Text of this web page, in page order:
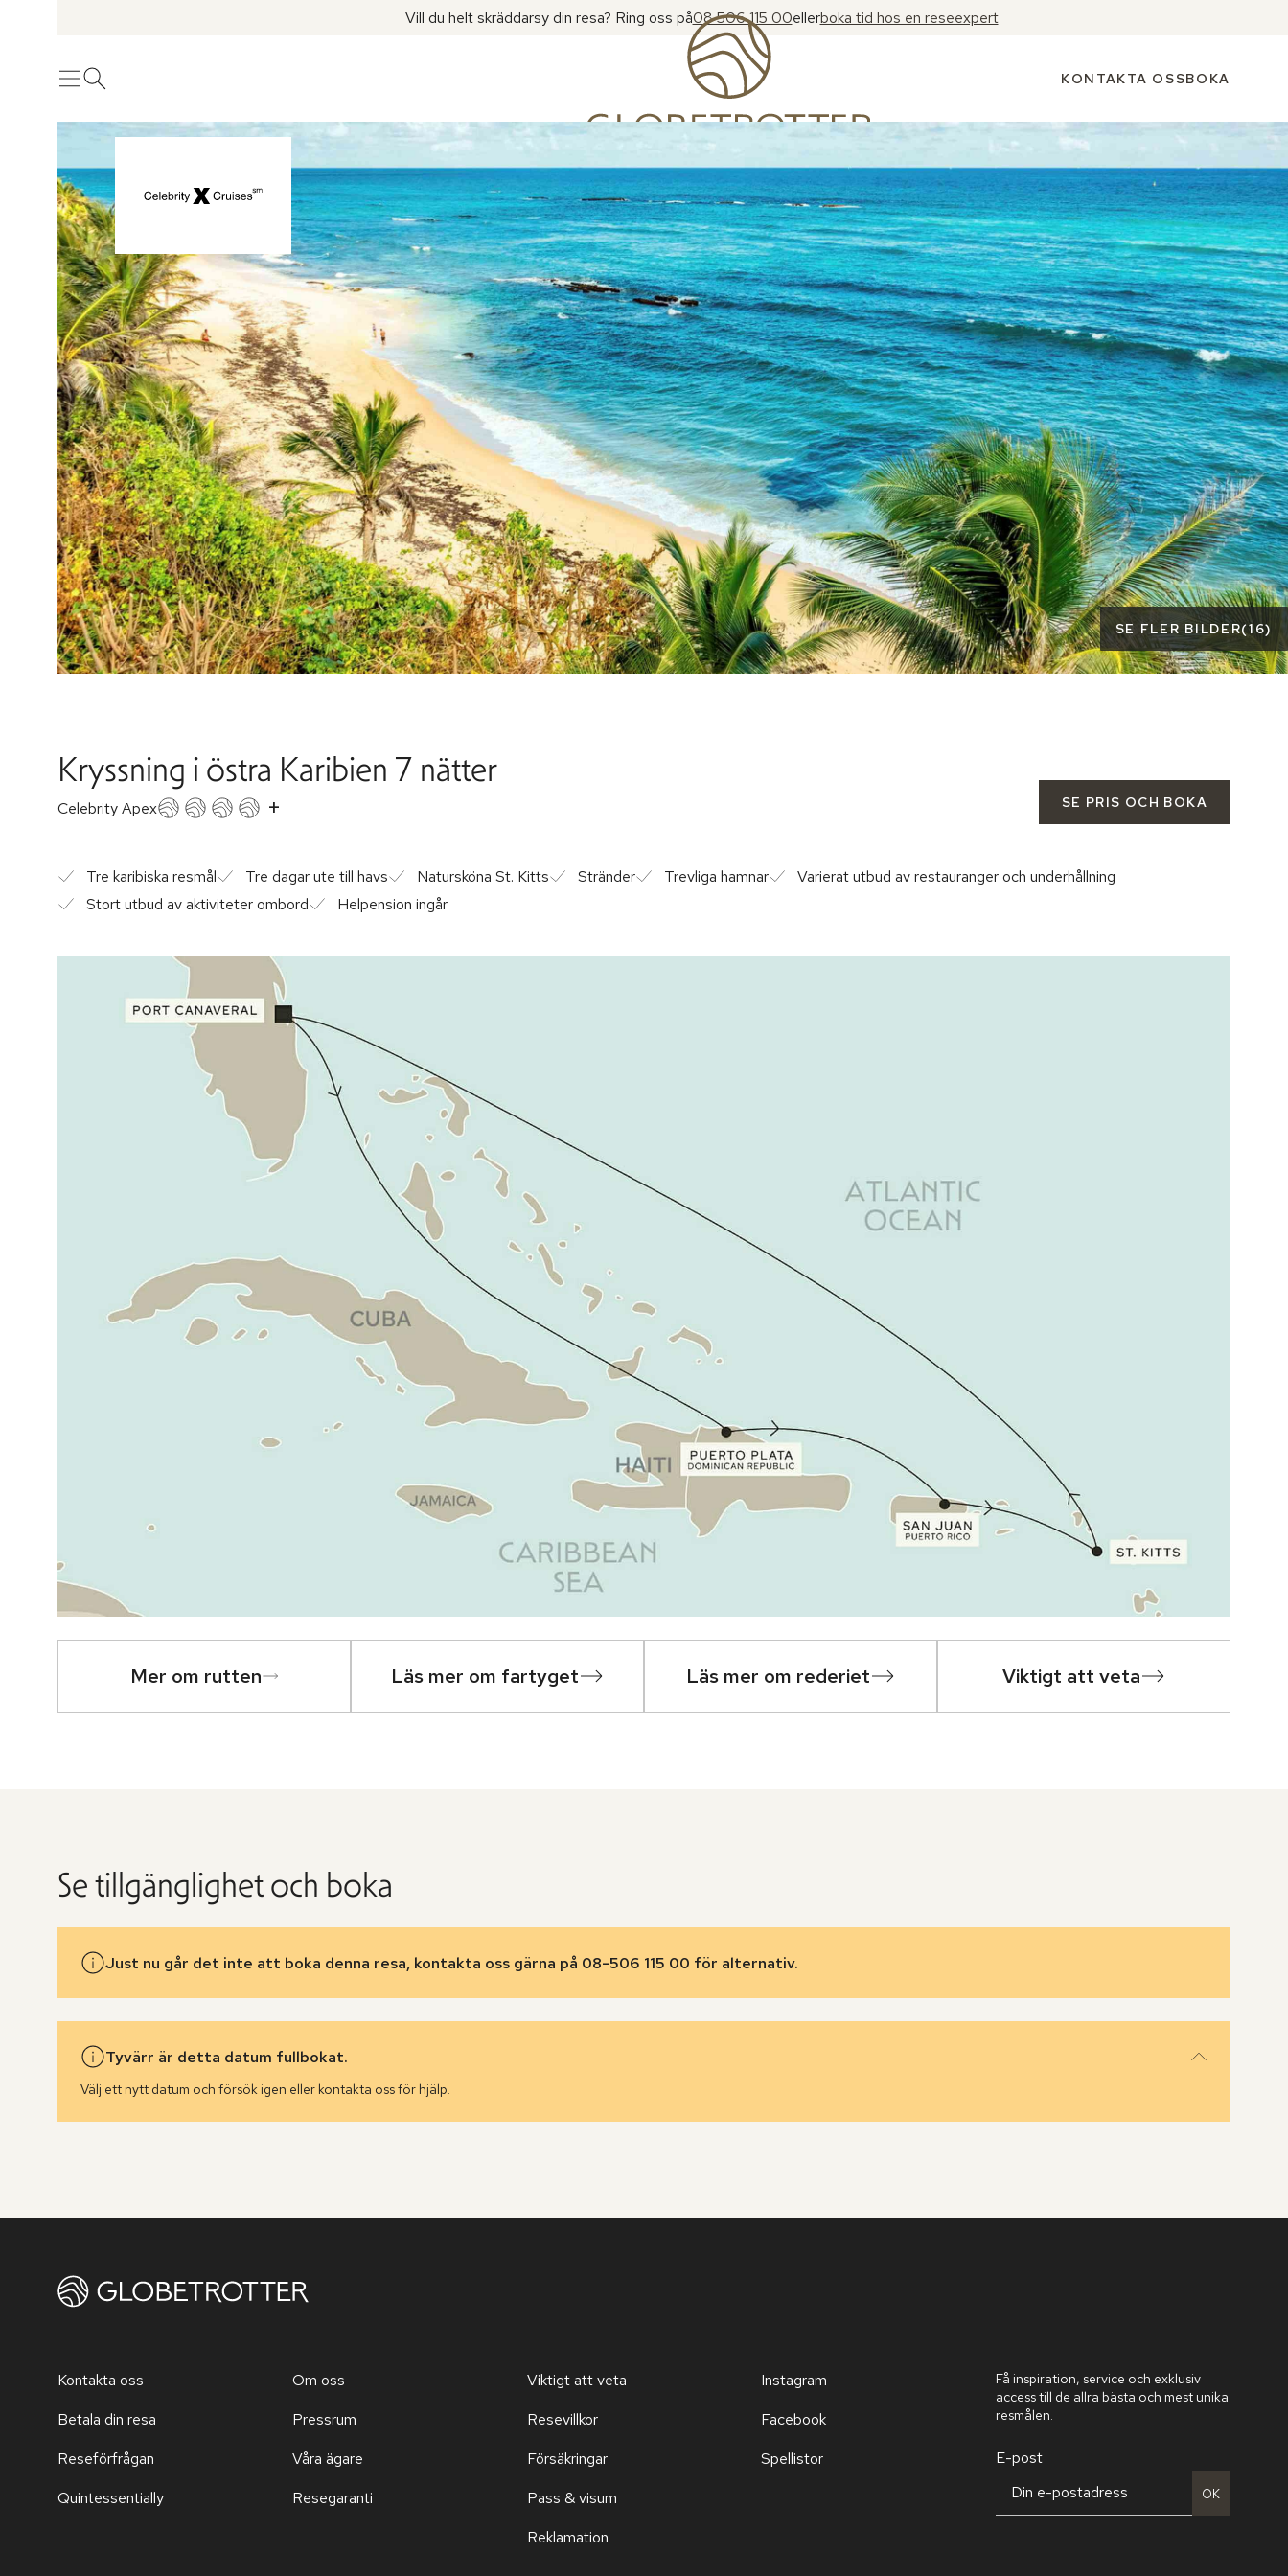
Vill du helt skräddarsy din resa? Ring oss på08 506 115 00ellerboka tid hos en reseexpert
MenyÖppna sök KONTAKTA OSSBOKA
Se fler bilder
SE FLER BILDER(16)
Kryssning i östra Karibien 7 nätter
Celebrity Apex + SE PRIS OCH BOKA
Tre karibiska resmål Tre dagar ute till havs Natursköna St. Kitts Stränder Trevliga hamnar
Varierat utbud av restauranger och underhållning
Stort utbud av aktiviteter ombord
Helpension ingår
Mer om rutten Läs mer om fartyget Läs mer om rederiet Viktigt att veta
Se tillgänglighet och boka
Just nu går det inte att boka denna resa, kontakta oss gärna på 08-506 115 00 för alternativ.
Tyvärr är detta datum fullbokat.
Välj ett nytt datum och försök igen eller kontakta oss för hjälp.
Kontakta oss
Betala din resa
Reseförfrågan
Quintessentially
Om oss
Pressrum
Våra ägare
Resegaranti
Viktigt att veta
Resevillkor
Försäkringar
Pass & visum
Reklamation
Instagram
Facebook
Spellistor
Få inspiration, service och exklusiv
access till de allra bästa och mest unika
resmålen.
E-post
OK